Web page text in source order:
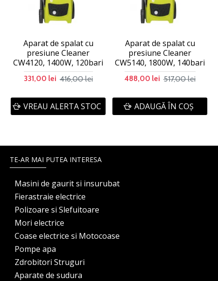
Aparat de spalat cu
presiune Cleaner
CW4120, 1400W, 120bari
331,00 lei 416,00 lei
VREAU ALERTA STOC
Aparat de spalat cu
presiune Cleaner
CW5140, 1800W, 140bari
488,00 lei 517,00 lei
ADAUGĂ ÎN COŞ
TE-AR MAI PUTEA INTERESA
Masini de gaurit si insurubat
Fierastraie electrice
Polizoare si Slefuitoare
Mori electrice
Coase electrice si Motocoase
Pompe apa
Zdrobitori Struguri
Aparate de sudura